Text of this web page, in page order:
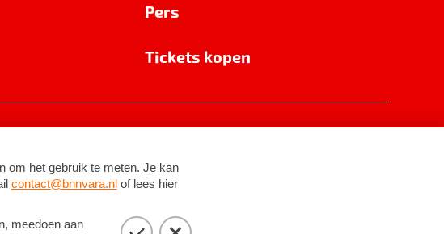
Pers
Tickets kopen